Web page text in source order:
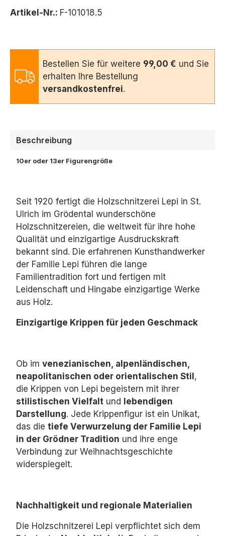
Artikel-Nr.: F-101018.5
Bestellen Sie für weitere 99,00 € und Sie
erhalten Ihre Bestellung
versandkostenfrei.
Beschreibung
10er oder 13er Figurengröße
Seit 1920 fertigt die Holzschnitzerei Lepi in St.
Ulrich im Grödental wunderschöne
Holzschnitzereien, die weltweit für ihre hohe
Qualität und einzigartige Ausdruckskraft
bekannt sind. Die erfahrenen Kunsthandwerker
der Familie Lepi führen die lange
Familientradition fort und fertigen mit
Leidenschaft und Hingabe einzigartige Werke
aus Holz.
Einzigartige Krippen für jeden Geschmack
Ob im venezianischen, alpenländischen,
neapolitanischen oder orientalischen Stil,
die Krippen von Lepi begeistern mit ihrer
stilistischen Vielfalt und lebendigen
Darstellung. Jede Krippenfigur ist ein Unikat,
das die tiefe Verwurzelung der Familie Lepi
in der Grödner Tradition und ihre enge
Verbindung zur Weihnachtsgeschichte
widerspiegelt.
Nachhaltigkeit und regionale Materialien
Die Holzschnitzerei Lepi verpflichtet sich dem